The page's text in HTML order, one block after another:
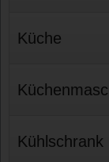
Küche
Kühlschrank